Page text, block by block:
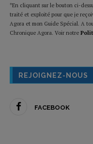
*En cliquant sur le bouton ci-
traité et exploité pour que je
Agora et mon Guide Spécial. A
Chronique Agora. Voir notre
REJOIGNEZ-NOUS
FACEBOOK